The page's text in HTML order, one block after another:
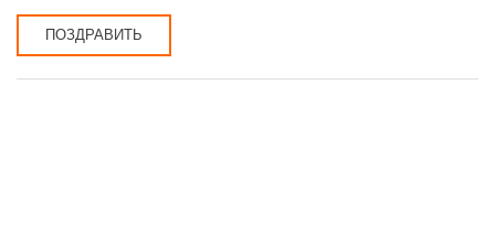
ПОЗДРАВИТЬ